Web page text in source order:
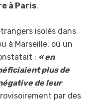
à Paris.
isolés dans
à Marseille, où un
: « en
plus de
de leur
par des